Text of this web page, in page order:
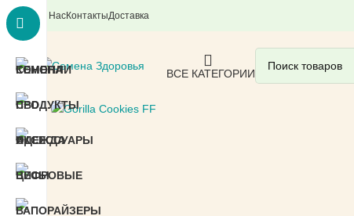
О НасКонтактыДоставка
ВСЕ КАТЕГОРИИ